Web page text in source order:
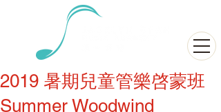
2019 暑期兒童管樂啓蒙班
Summer Woodwind